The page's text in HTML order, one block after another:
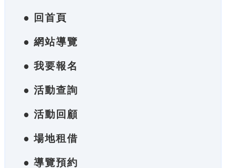
● 回首頁
● 網站導覽
● 我要報名
● 活動查詢
● 活動回顧
● 場地租借
● 導覽預約